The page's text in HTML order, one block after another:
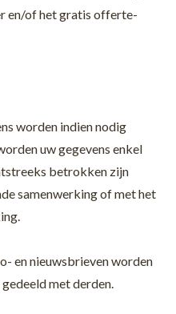
en/of het gratis offerte-
worden indien nodig
uw gegevens enkel
betrokken zijn
samenwerking of met het
en nieuwsbrieven worden
met derden.